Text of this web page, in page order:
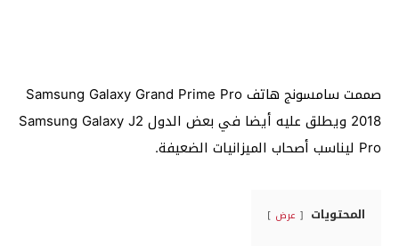
صممت سامسونج هاتف Samsung Galaxy Grand Prime Pro
2018 ويطلق عليه أيضا في بعض الدول Samsung Galaxy J2
Pro ليناسب أصحاب الميزانيات الضعيفة.
المحتويات عرض